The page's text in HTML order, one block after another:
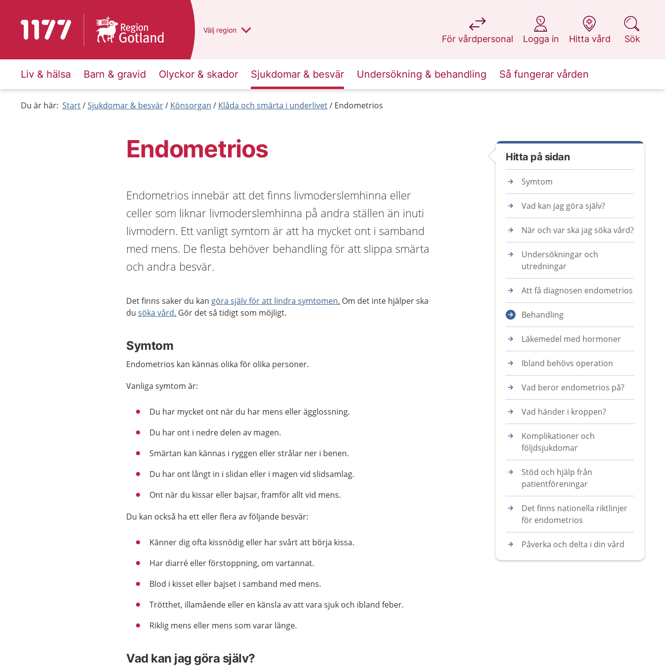
Till startsidan för 1177 Du har valt region
Välj en annan
region
För vårdpersonal
på 1177.se
Logga in
på 1177.se
Hitta vård
på 1177.se
Sök
på 1177.se
Liv & hälsa Barn & gravid Olyckor & skador Sjukdomar & besvär Undersökning & behandling Så fungerar vården
Du är här: Start Sjukdomar & besvär Könsorgan Klåda och smärta i underlivet Endometrios
Endometrios
Endometrios innebär att det finns livmoderslemhinna eller
celler som liknar livmoderslemhinna på andra ställen än inuti
livmodern. Ett vanligt symtom är att ha mycket ont i samband
med mens. De flesta behöver behandling för att slippa smärta
och andra besvär.
Det finns saker du kan göra själv för att lindrasymtomen. Om det inte hjälper ska
dusöka vård. Gör det så tidigt som möjligt.
Symtom
Endometrios kan kännas olika för olika personer.
Vanliga symtom är:
Du har mycket ont när du har mens eller ägglossning.
Du har ont i nedre delen av magen.
Smärtan kan kännas i ryggen eller strålar ner i benen.
Du har ont långt in i slidan eller i magen vid slidsamlag.
Ont när du kissar eller bajsar, framför allt vid mens.
Du kan också ha ett eller flera av följande besvär:
Känner dig ofta kissnödig eller har svårt att börja kissa.
Har diarré eller förstoppning, om vartannat.
Blod i kisset eller bajset i samband med mens.
Trötthet, illamående eller en känsla av att vara sjuk och ibland feber.
Riklig mens eller mens som varar länge.
Vad kan jag göra själv?
Hitta på sidan
Symtom
Vad kan jag göra själv?
När och var ska jag söka vård?
Undersökningar och
utredningar
Att få diagnosen endometrios
Behandling
Läkemedel med hormoner
Ibland behövs operation
Vad beror endometrios på?
Vad händer i kroppen?
Komplikationer och
följdsjukdomar
Stöd och hjälp från
patientföreningar
Det finns nationella riktlinjer
för endometrios
Påverka och delta i din vård